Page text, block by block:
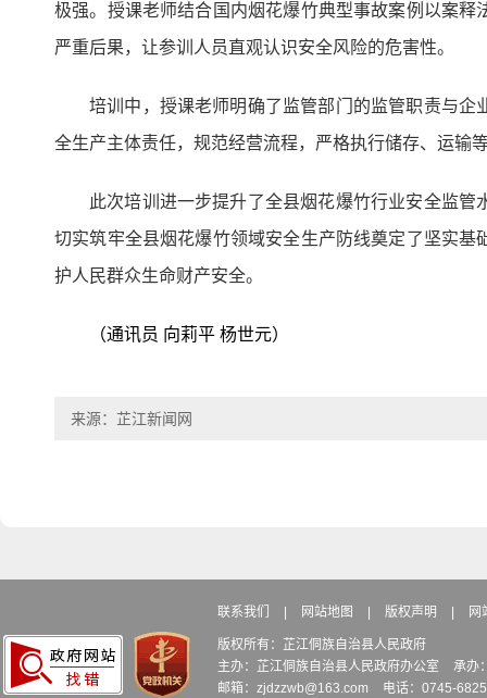
极强。授课老师结合国内烟花爆竹典型事故案例以案
严重后果，让参训人员直观认识安全风险的危害性。
培训中，授课老师明确了监管部门的监管职责与
全生产主体责任，规范经营流程，严格执行储存、运输
此次培训进一步提升了全县烟花爆竹行业安全监
切实筑牢全县烟花爆竹领域安全生产防线奠定了坚实
护人民群众生命财产安全。
（通讯员 向莉平 杨世元）
来源：芷江新闻网
联系我们 网站地图 版权声明 网
版权所有：芷江侗族自治县人民政府
主办：芷江侗族自治县人民政府办公室
承办
邮箱：zjdzzwb@163.com
电话：0745-